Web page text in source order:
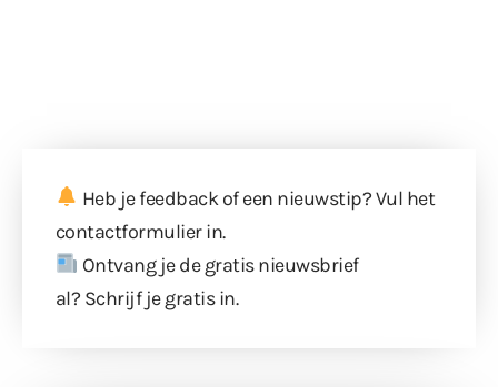
Heb je feedback of een nieuwstip? Vul het
contactformulierin.
Ontvang je de gratis nieuwsbrief
al? Schrijf je gratis in.